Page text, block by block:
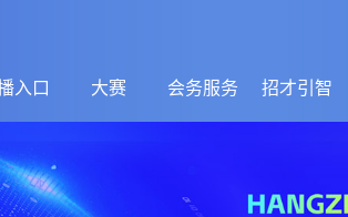
入口 大赛 会务服务 招才引智